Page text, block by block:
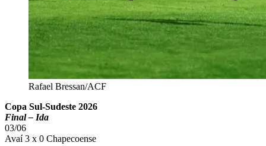
Rafael Bressan/ACF
Copa Sul-Sudeste 2026
Final – Ida
03/06
Avaí 3 x 0 Chapecoense